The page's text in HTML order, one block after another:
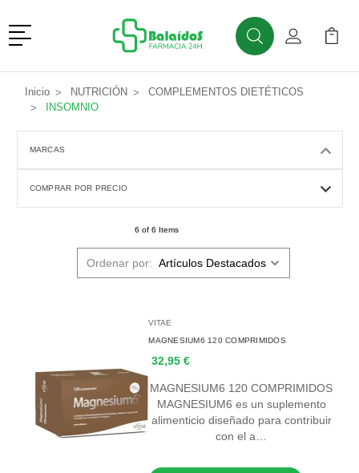
Menú
BuscarMi Cuenta
Mi
Inicio NUTRICIÓN
COMPLEMENTOS DIETÉTICOS
INSOMNIO
MARCAS
COMPRAR POR PRECIO
6 of 6 Items
Ordenar por:
VITAE
MAGNESIUM6 120 COMPRIMIDOS
32,95 €
MAGNESIUM6 120 COMPRIMIDOS
MAGNESIUM6 es un suplemento
alimenticio diseñado para contribuir
con el a…